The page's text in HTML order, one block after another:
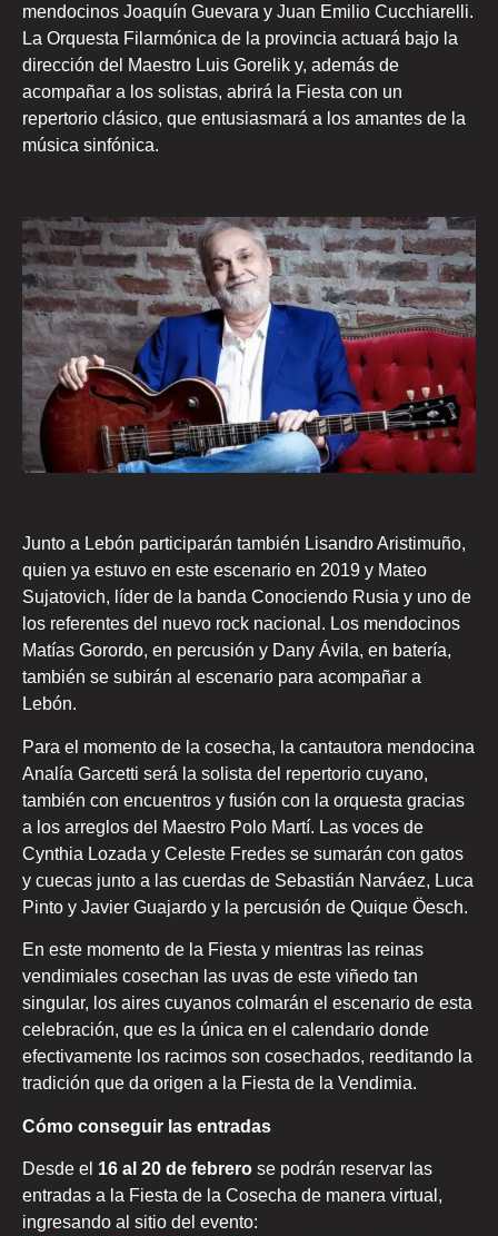
mendocinos Joaquín Guevara y Juan Emilio Cucchiarelli.
La Orquesta Filarmónica de la provincia actuará bajo la
dirección del Maestro Luis Gorelik y, además de
acompañar a los solistas, abrirá la Fiesta con un
repertorio clásico, que entusiasmará a los amantes de la
música sinfónica.
Junto a Lebón participarán también Lisandro Aristimuño,
quien ya estuvo en este escenario en 2019 y Mateo
Sujatovich, líder de la banda Conociendo Rusia y uno de
los referentes del nuevo rock nacional. Los mendocinos
Matías Gorordo, en percusión y Dany Ávila, en batería,
también se subirán al escenario para acompañar a
Lebón.
Para el momento de la cosecha, la cantautora mendocina
Analía Garcetti será la solista del repertorio cuyano,
también con encuentros y fusión con la orquesta gracias
a los arreglos del Maestro Polo Martí. Las voces de
Cynthia Lozada y Celeste Fredes se sumarán con gatos
y cuecas junto a las cuerdas de Sebastián Narváez, Luca
Pinto y Javier Guajardo y la percusión de Quique Öesch.
En este momento de la Fiesta y mientras las reinas
vendimiales cosechan las uvas de este viñedo tan
singular, los aires cuyanos colmarán el escenario de esta
celebración, que es la única en el calendario donde
efectivamente los racimos son cosechados, reeditando la
tradición que da origen a la Fiesta de la Vendimia.
Cómo conseguir las entradas
Desde el 16 al 20 de febrero se podrán reservar las
entradas a la Fiesta de la Cosecha de manera virtual,
ingresando al sitio del evento: